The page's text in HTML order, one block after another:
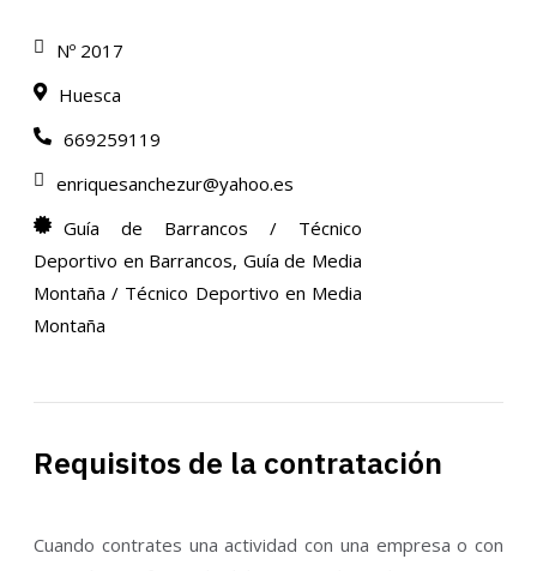
Nº 2017
Huesca
669259119
enriquesanchezur@yahoo.es
Guía de Barrancos / Técnico
Deportivo en Barrancos, Guía de Media
Montaña / Técnico Deportivo en Media
Montaña
Requisitos de la contratación
Cuando contrates una actividad con una empresa o con